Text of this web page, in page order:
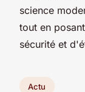
science
tout en
sécurité et
Actu